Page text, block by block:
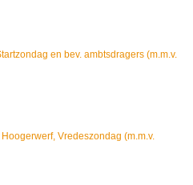
en bev. ambtsdragers (m.m.v.
Vredeszondag (m.m.v.